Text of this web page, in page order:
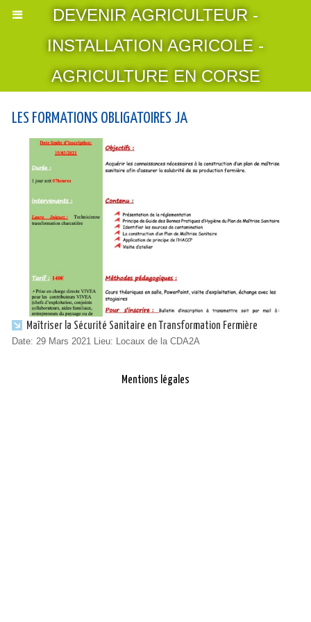
DEVENIR AGRICULTEUR -
INSTALLATION AGRICOLE -
AGRICULTURE EN CORSE
LES FORMATIONS OBLIGATOIRES JA
Maîtriser la Sécurité Sanitaire en Transformation Fermière
Date: 29 Mars 2021 Lieu: Locaux de la CDA2A
Mentions légales